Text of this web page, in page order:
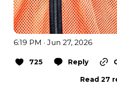
6:19 PM · Jun 27, 2026
725 Reply
Read 27